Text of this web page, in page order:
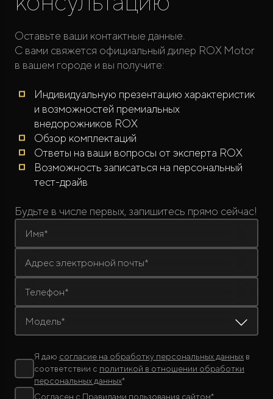
Оставьте ваши контактные данные.
С вами свяжется официальный дилер ROX Motor
в вашем городе и вы получите:
Индивидуальную презентацию характеристик
и возможностей премиальных
внедорожников ROX
Обзор комплектаций
Ответы на ваши вопросы от эксперта ROX
Возможность записаться на персональный
тест-драйв
Будьте в числе первых, запишитесь прямо сейчас!
Имя*
Адрес электронной почты*
Телефон*
Модель*
Я даю согласие на обработку персональных данных в
соответствии с политикой в отношении обработки
персональных данных*
Согласен с Правилами пользования сайтом*